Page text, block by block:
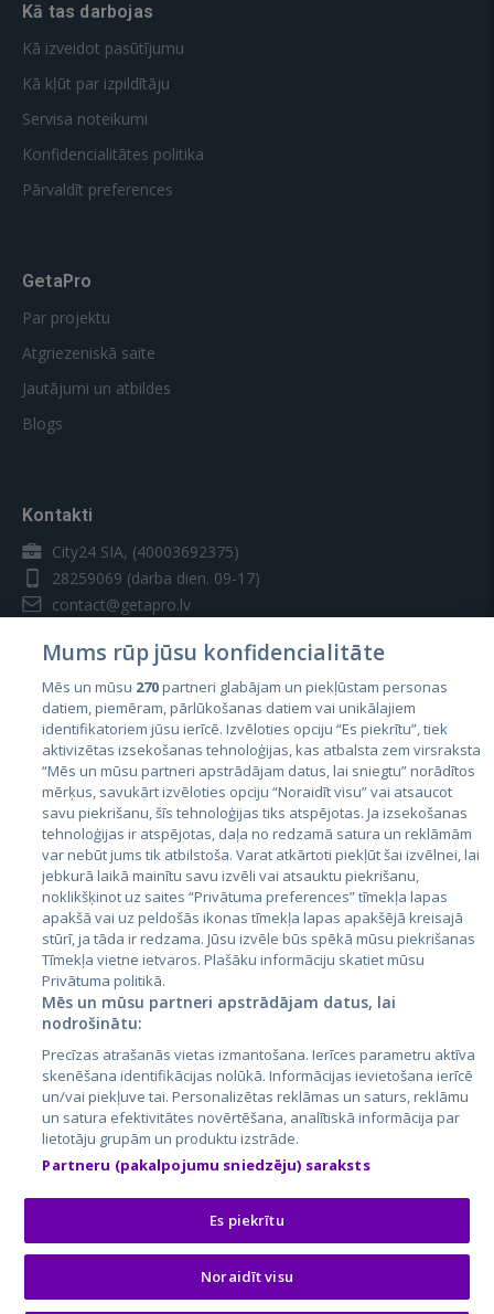
Kā tas darbojas
Kā izveidot pasūtījumu
Kā kļūt par izpildītāju
Servisa noteikumi
Konfidencialitātes politika
Pārvaldīt preferences
GetaPro
Par projektu
Atgriezeniskā saite
Jautājumi un atbildes
Blogs
Kontakti
City24 SIA, (40003692375)
28259069 (darba dien. 09-17)
contact@getapro.lv
Valstis
Igaunija
Latvija
Lietuva
City24.lv
City24.ee
GetaPro.lv
GetaPro.ee
Skelbiu.lt
Autoplius.lt
Aruodas.lt
CVbankas.lt
Kainos.lt
Paslaugos.lt
auto24.ee
Osta.ee
KuldneBörs.ee
© 2026 GetaPro. Visas tiesības aizsargātas.
Mums rūp jūsu konfidencialitāte
Mēs un mūsu 270partneri glabājam un piekļūstam personas
datiem, piemēram, pārlūkošanas datiem vai unikālajiem
identifikatoriem jūsu ierīcē. Izvēloties opciju “Es piekrītu”, tiek
aktivizētas izsekošanas tehnoloģijas, kas atbalsta zem virsraksta
“Mēs un mūsu partneri apstrādājam datus, lai sniegtu” norādītos
mērķus, savukārt izvēloties opciju “Noraidīt visu” vai atsaucot
savu piekrišanu, šīs tehnoloģijas tiks atspējotas. Ja izsekošanas
tehnoloģijas ir atspējotas, daļa no redzamā satura un reklāmām
var nebūt jums tik atbilstoša. Varat atkārtoti piekļūt šai izvēlnei, lai
jebkurā laikā mainītu savu izvēli vai atsauktu piekrišanu,
noklikšķinot uz saites “Privātuma preferences” tīmekļa lapas
apakšā vai uz peldošās ikonas tīmekļa lapas apakšējā kreisajā
stūrī, ja tāda ir redzama. Jūsu izvēle būs spēkā mūsu piekrišanas
Tīmekļa vietne ietvaros. Plašāku informāciju skatiet mūsu
Privātuma politikā.
Mēs un mūsu partneri apstrādājam datus, lai
nodrošinātu:
Precīzas atrašanās vietas izmantošana. Ierīces parametru aktīva
skenēšana identifikācijas nolūkā. Informācijas ievietošana ierīcē
un/vai piekļuve tai. Personalizētas reklāmas un saturs, reklāmu
un satura efektivitātes novērtēšana, analītiskā informācija par
lietotāju grupām un produktu izstrāde.
Partneru (pakalpojumu sniedzēju) saraksts
Es piekrītu
Noraidīt visu